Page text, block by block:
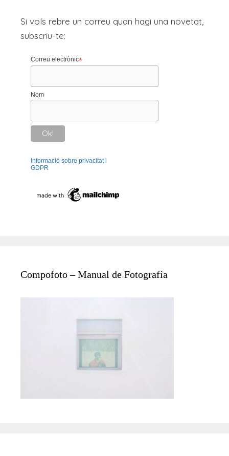
Si vols rebre un correu quan hagi una novetat,
subscriu-te:
Correu electrònic*
Nom
Informació sobre privacitat i
GDPR
Compofoto – Manual de Fotografía